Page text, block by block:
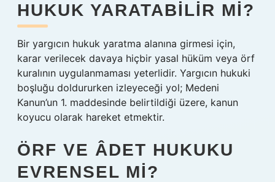
HUKUK YARATABILIR MI?
Bir yargıcın hukuk yaratma alanına girmesi için,
karar verilecek davaya hiçbir yasal hüküm veya örf
kuralının uygulanmaması yeterlidir. Yargıcın hukuki
boşluğu doldururken izleyeceği yol; Medeni
Kanun’un 1. maddesinde belirtildiği üzere, kanun
koyucu olarak hareket etmektir.
ÖRF VE ÂDET HUKUKU
EVRENSEL MI?